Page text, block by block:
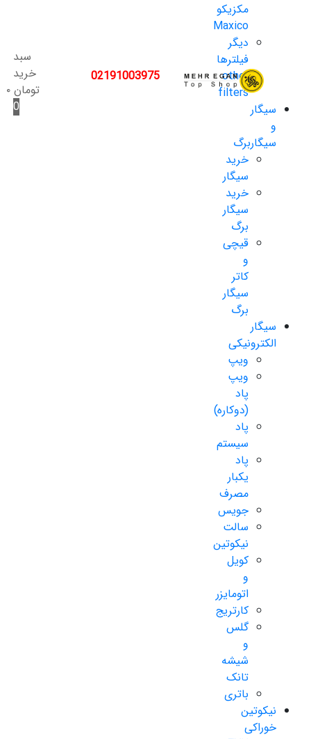
مکزیکو
Maxico
دیگر
فیلترها
other
filters
سیگار
و
سیگاربرگ
خرید
سیگار
خرید
سیگار
برگ
قیچی
و
کاتر
سیگار
برگ
سیگار
الکترونیکی
ویپ
ویپ
پاد
(دوکاره)
پاد
سیستم
پاد
یکبار
مصرف
جویس
سالت
نیکوتین
کویل
و
اتومایزر
کارتریج
گلس
و
شیشه
تانک
باتری
نیکوتین
خوراکی
02191003975
سبد
خرید
تومان۰
0